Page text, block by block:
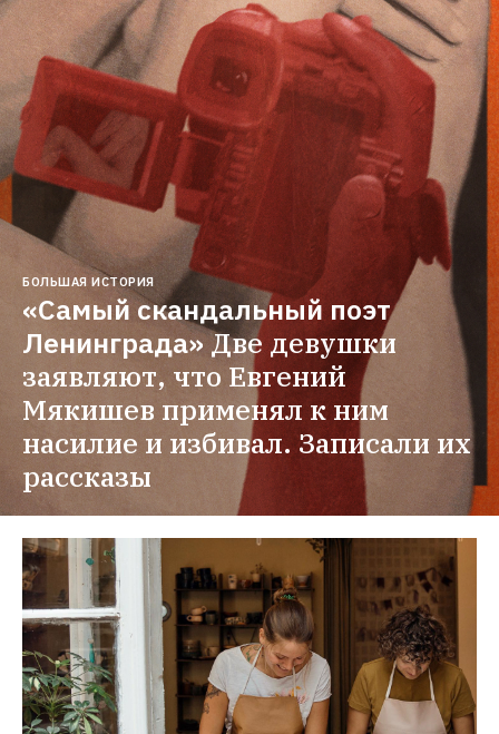
БОЛЬШАЯ ИСТОРИЯ
«Самый скандальный поэт
Ленинграда»Две девушки
заявляют, что Евгений
Мякишев применял к ним
насилие и избивал. Записали их
рассказы